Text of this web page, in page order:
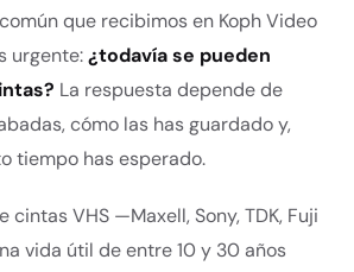
que recibimos en Koph Video
urgente:¿todavía se pueden
La respuesta depende de
cómo las has guardado y,
tiempo has esperado.
cintas VHS —Maxell, Sony, TDK, Fuji
vida útil de entre 10 y 30 años